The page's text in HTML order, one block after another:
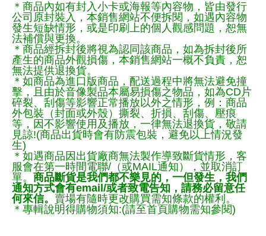
＊商品內如有封入小卡或海報等內容物，皆由發行
公司原封裝入，本銷售網站不便拆閱，如遇內容物
發生短缺情形，或是印刷上的個人觀感問題，恕無
法補償與更換。
＊商品經拆封後將視為認同該商品，如為拆封後所
產生的商品外觀損傷，本銷售網站一概不負責，恕
無法提供退換貨。
＊如商品為進口版商品，配送過程中將無法避免撞
擊，且由於音像製品本屬易損傷之物品，如為CD片
碎裂、刮傷等影響正常播放以外之情形，例：商品
外包裝（封面或外殼）撕裂、折損、刮傷、壓痕
等，因不影響使用及播放，一律無法退換貨，敬請
見諒!(商品出貨時會有防震包裝，避免以上情況發
生)
＊如遇商品因出貨廠商無法製作導致斷貨情形，客
服會在第一時間電聯/（或MAIL通知），並取消訂
單。 商品斷貨是我們都不樂見的，一但發生，我們
通知方式會有email/或者致電告知，請務必留意任
何來信。 賣場有隨時更改購買需知條款的權利。
＊專輯說明得購物須知:(請至首頁購物需知參閱)